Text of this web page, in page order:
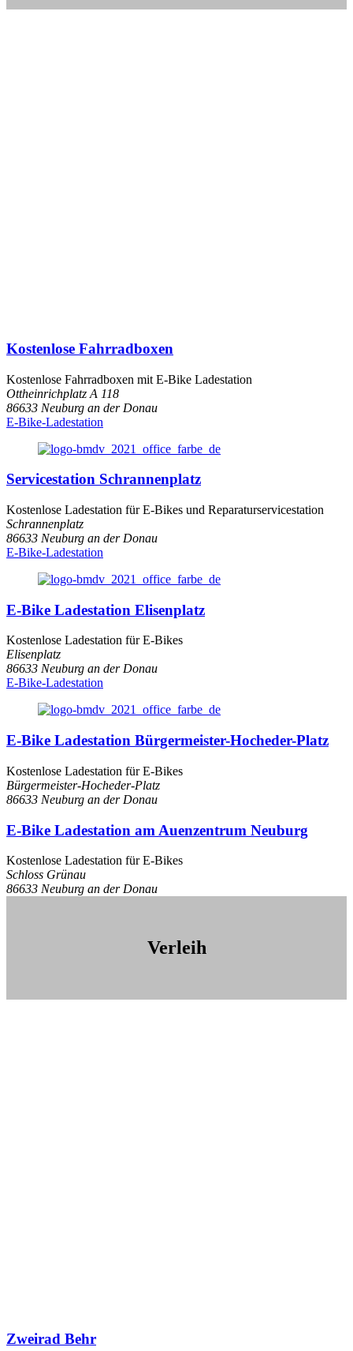
Kostenlose Fahrradboxen
Kostenlose Fahrradboxen mit E-Bike Ladestation
Ottheinrichplatz A 118
86633 Neuburg an der Donau
E-Bike-Ladestation
Servicestation Schrannenplatz
Kostenlose Ladestation für E-Bikes und Reparaturservicestation
Schrannenplatz
86633 Neuburg an der Donau
E-Bike-Ladestation
E-Bike Ladestation Elisenplatz
Kostenlose Ladestation für E-Bikes
Elisenplatz
86633 Neuburg an der Donau
E-Bike-Ladestation
E-Bike Ladestation Bürgermeister-Hocheder-Platz
Kostenlose Ladestation für E-Bikes
Bürgermeister-Hocheder-Platz
86633 Neuburg an der Donau
E-Bike Ladestation am Auenzentrum Neuburg
Kostenlose Ladestation für E-Bikes
Schloss Grünau
86633 Neuburg an der Donau
Verleih
Zweirad Behr